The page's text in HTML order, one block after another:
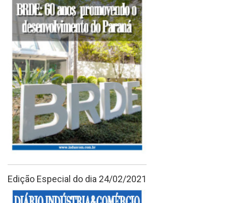
Edição Especial do dia 24/02/2021